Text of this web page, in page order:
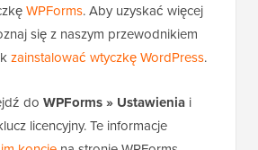
WPForms. Aby uzyskać więcej
się z naszym przewodnikiem
zainstalować wtyczkę WordPress.
do WPForms » Ustawienia i
licencyjny. Te informacje